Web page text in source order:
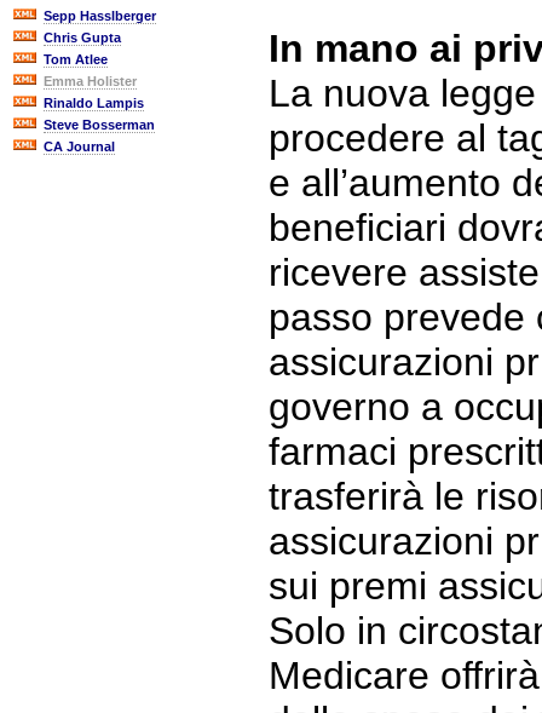
Sepp Hasslberger
Chris Gupta
Tom Atlee
Emma Holister
Rinaldo Lampis
Steve Bosserman
CA Journal
In mano ai
La nuova
procedere al
e all’aumento
beneficiari
ricevere
passo prevede
assicurazioni
governo a
farmaci
trasferirà le
assicurazioni
sui premi
Solo in
Medicare